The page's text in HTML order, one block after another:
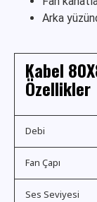
Arka
Kabel
Özellikler
Debi
Fan Çapı
Ses Seviyesi